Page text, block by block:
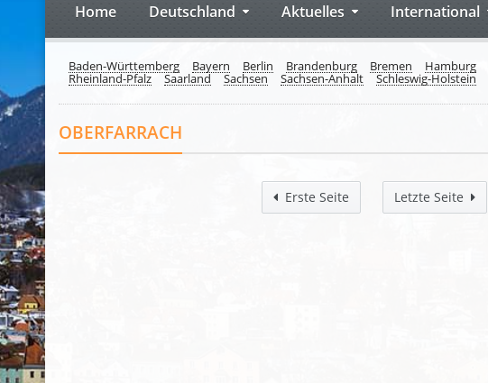
Home Deutschland Aktuelles International
Baden-Württemberg Bayern Berlin Brandenburg Bremen Hamburg
Rheinland-Pfalz Saarland Sachsen Sachsen-Anhalt Schleswig-Holstein
OBERFARRACH
Erste Seite Letzte Seite